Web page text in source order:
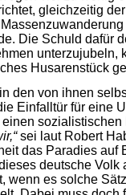
gleichzeitig
Die Schuld dafür
unterzujubeln,
Husarenstück
den von ihnen
Einfalltür für eine
sozialistischen
sei laut Robert
das Paradies auf
deutsche Volk
wenn es solche